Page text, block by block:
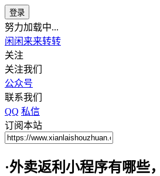
登录
努力加载中...
闲闲来来转转
关注
关注我们
公众号
联系我们
QQ 私信
订阅本站
·外卖返利小程序有哪些